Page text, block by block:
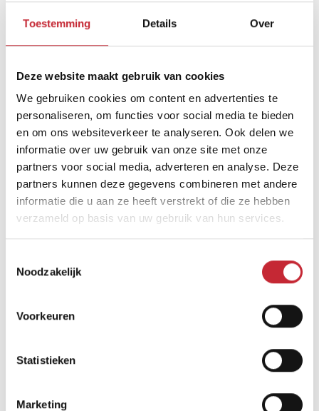
Toestemming Details Over
Deze website maakt gebruik van cookies
We gebruiken cookies om content en advertenties te
personaliseren, om functies voor social media te bieden
en om ons websiteverkeer te analyseren. Ook delen we
informatie over uw gebruik van onze site met onze
partners voor social media, adverteren en analyse. Deze
partners kunnen deze gegevens combineren met andere
informatie die u aan ze heeft verstrekt of die ze hebben
verzameld op basis van uw gebruik van hun services.
Noodzakelijk
Voorkeuren
Statistieken
Marketing
Afmetingen
66 x 151 x 45
Zoek uw dichtsbijzijnde
dealer in ons netwerk
Vergelijkbare producten